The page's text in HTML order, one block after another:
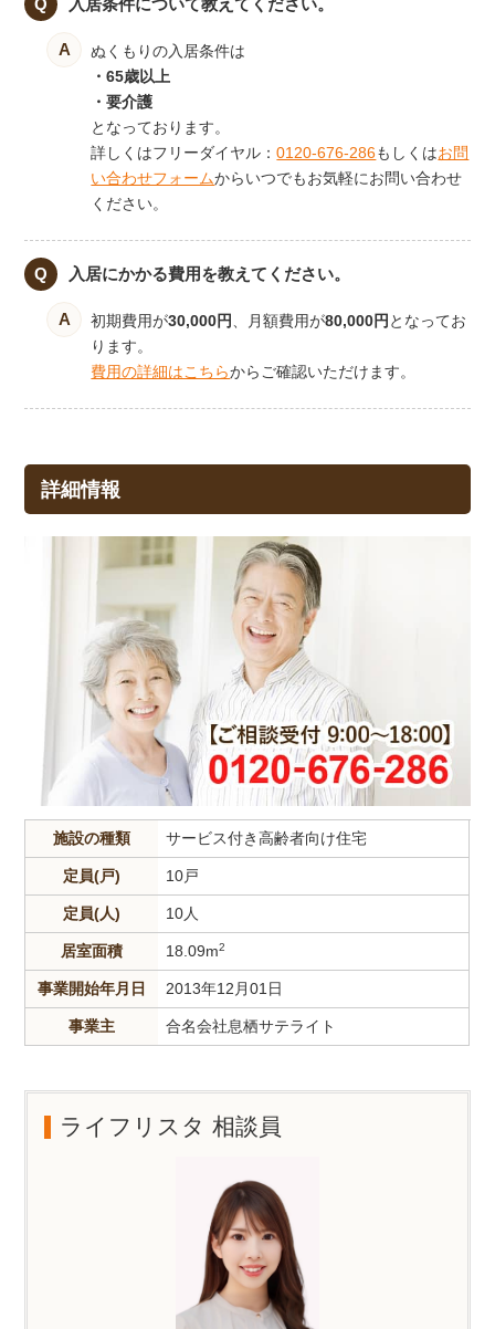
ぬくもりの入居条件は
・65歳以上
・要介護
となっております。
詳しくはフリーダイヤル：0120-676-286もしくはお問
い合わせフォームからいつでもお気軽にお問い合わせ
ください。
入居にかかる費用を教えてください。
初期費用が30,000円 、月額費用が80,000円 となってお
ります。
費用の詳細はこちらからご確認いただけます。
詳細情報
施設の種類 サービス付き高齢者向け住宅
定員(戸) 10戸
定員(人) 10人
居室面積 18.09m2
事業開始年月日 2013年12月01日
事業主 合名会社息栖サテライト
ライフリスタ 相談員